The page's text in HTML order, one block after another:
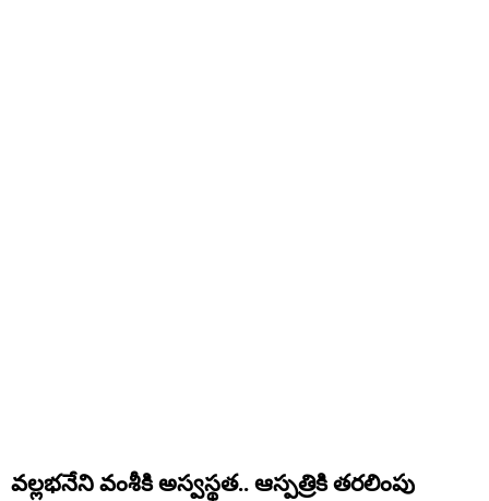
వల్లభనేని వంశీకి అస్వస్థత.. ఆస్పత్రికి తరలింపు